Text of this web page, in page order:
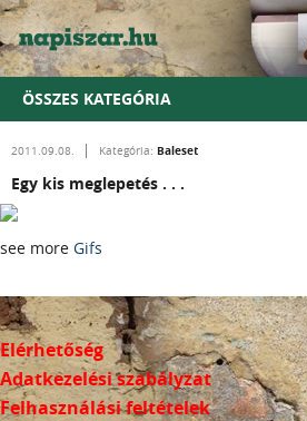
ÖSSZES KATEGÓRIA
2011.09.08. Kategória: Baleset
Egy kis meglepetés . . .
see more Gifs
Elérhetőség
Adatkezelési szabályzat
Felhasználási feltételek